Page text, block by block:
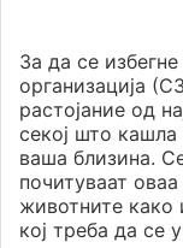
За да се
организација
растојание од
секој што
ваша близина.
почитуваат
животните како
кој треба да се